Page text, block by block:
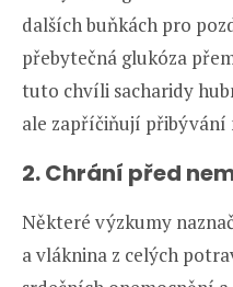
dalších buňkách pro
přebytečná glukóza
tuto chvíli sacharidy
ale zapříčiňují přibývání
2. Chrání před
Některé výzkumy
a vláknina z celých